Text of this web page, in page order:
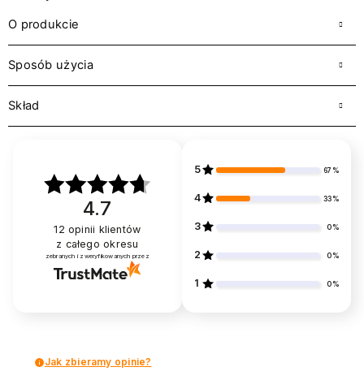
O produkcie
Sposób użycia
Skład
4.7
12 opinii klientów
z całego okresu
zebranych i zweryfikowanych przez
5 67%
4 33%
3 0%
2 0%
1 0%
Jak zbieramy opinie?